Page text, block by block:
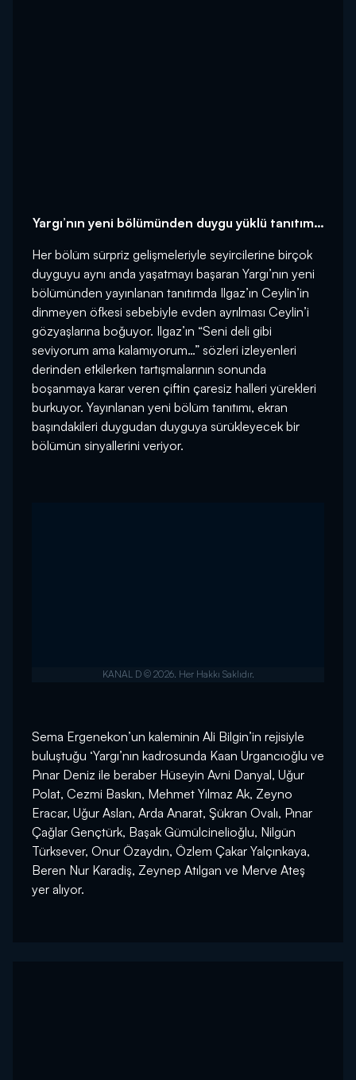
Yargı’nın yeni bölümünden duygu yüklü tanıtım…
Her bölüm sürpriz gelişmeleriyle seyircilerine birçok
duyguyu aynı anda yaşatmayı başaran Yargı’nın yeni
bölümünden yayınlanan tanıtımda Ilgaz’ın Ceylin’in
dinmeyen öfkesi sebebiyle evden ayrılması Ceylin’i
gözyaşlarına boğuyor. Ilgaz’ın “Seni deli gibi
seviyorum ama kalamıyorum…” sözleri izleyenleri
derinden etkilerken tartışmalarının sonunda
boşanmaya karar veren çiftin çaresiz halleri yürekleri
burkuyor. Yayınlanan yeni bölüm tanıtımı, ekran
başındakileri duygudan duyguya sürükleyecek bir
bölümün sinyallerini veriyor.
Sema Ergenekon’un kaleminin Ali Bilgin’in rejisiyle
buluştuğu ‘Yargı’nın kadrosunda Kaan Urgancıoğlu ve
Pınar Deniz ile beraber Hüseyin Avni Danyal, Uğur
Polat, Cezmi Baskın, Mehmet Yılmaz Ak, Zeyno
Eracar, Uğur Aslan, Arda Anarat, Şükran Ovalı, Pınar
Çağlar Gençtürk, Başak Gümülcinelioğlu, Nilgün
Türksever, Onur Özaydın, Özlem Çakar Yalçınkaya,
Beren Nur Karadiş, Zeynep Atılgan ve Merve Ateş
yer alıyor.